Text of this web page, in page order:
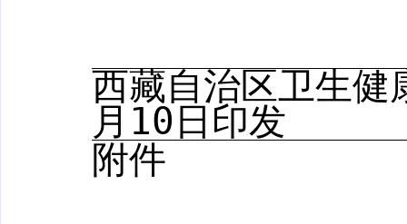
西藏自治区
月 10 日印发
附件